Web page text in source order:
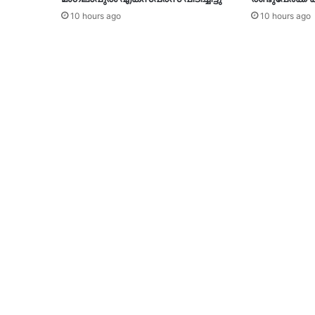
10 hours ago 10 hours ago